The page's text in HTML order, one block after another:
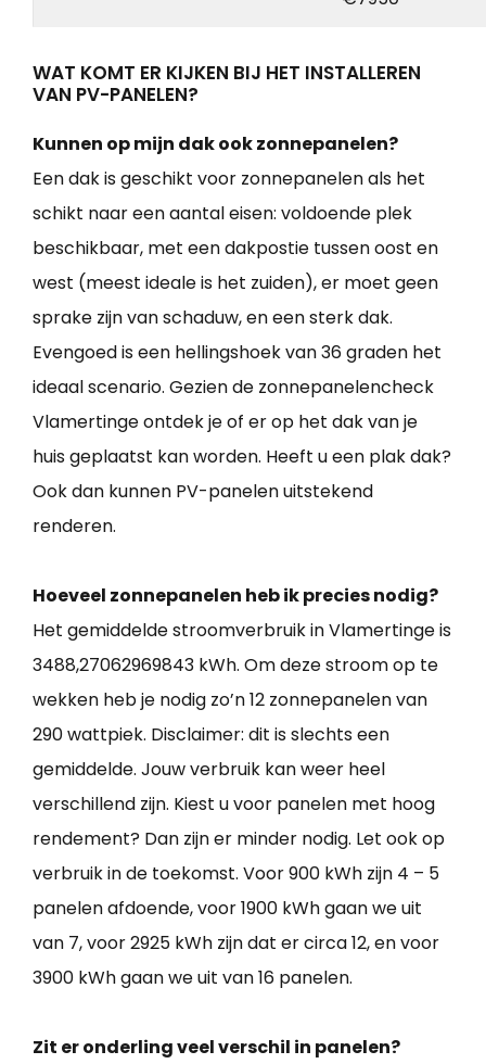
WAT KOMT ER KIJKEN BIJ HET INSTALLEREN
VAN PV-PANELEN?
Kunnen op mijn dak ook zonnepanelen?
Een dak is geschikt voor zonnepanelen als het
schikt naar een aantal eisen: voldoende plek
beschikbaar, met een dakpostie tussen oost en
west (meest ideale is het zuiden), er moet geen
sprake zijn van schaduw, en een sterk dak.
Evengoed is een hellingshoek van 36 graden het
ideaal scenario. Gezien de zonnepanelencheck
Vlamertinge ontdek je of er op het dak van je
huis geplaatst kan worden. Heeft u een plak dak?
Ook dan kunnen PV-panelen uitstekend
renderen.
Hoeveel zonnepanelen heb ik precies nodig?
Het gemiddelde stroomverbruik in Vlamertinge is
3488,27062969843 kWh. Om deze stroom op te
wekken heb je nodig zo’n 12 zonnepanelen van
290 wattpiek. Disclaimer: dit is slechts een
gemiddelde. Jouw verbruik kan weer heel
verschillend zijn. Kiest u voor panelen met hoog
rendement? Dan zijn er minder nodig. Let ook op
verbruik in de toekomst. Voor 900 kWh zijn 4 – 5
panelen afdoende, voor 1900 kWh gaan we uit
van 7, voor 2925 kWh zijn dat er circa 12, en voor
3900 kWh gaan we uit van 16 panelen.
Zit er onderling veel verschil in panelen?